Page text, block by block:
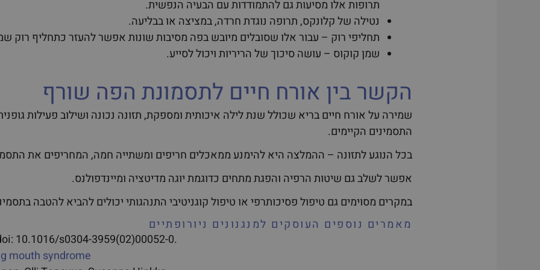
תרופות אלו מסיעות גם להתמודדות עם הבעיה הנפשית.
נטילה של קלונקס, תרופה נוגדת חרדה, במציצה או בבליעה.
תחליפי רוק – עבור אלו שסובלים מיובש בפה מסיבות שונות אפשר להעזר כתחליף רוק
שמן קוקוס – עושה סיכוך של הריריות ויכול לסייע.
הקשר בין אורח חיים לתסמונת הפה שורף
שמירה על אורח חיים בריא שכולל שנת לילה איכותית ומספקת, תזונה נכונה ושילוב פעילות
התסמינים הקיימים.
בכל הנוגע לתזונה – ההמלצה היא להימנע ממאכלים חריפים ומשתייה חמה, המחריפים את
אפשר לשלב גם שיטות הרפיה והפגת מתחים כדוגמת יוגה מדיטציה ומיינדפולנס.
במקרים מסוימים גם טיפול פסיכותרפי או טיפול קוגניטיבי התנהגותי יכולים להביא להטבה
מאמרים נוספים העוסקים למנגנונים ניורופתיים
10.1016/s0304-3959(02)00052-0.
mouth syndrome